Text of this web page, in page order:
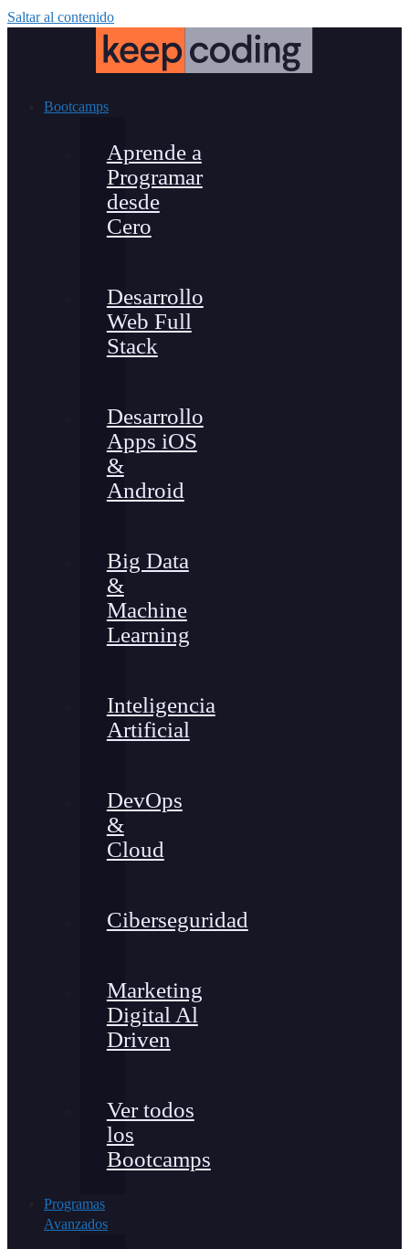
Saltar al contenido
Bootcamps
Aprende a
Programar
desde
Cero
Desarrollo
Web Full
Stack
Desarrollo
Apps iOS
&
Android
Big Data
&
Machine
Learning
Inteligencia
Artificial
DevOps
&
Cloud
Ciberseguridad
Marketing
Digital Al
Driven
Ver todos
los
Bootcamps
Programas
Avanzados